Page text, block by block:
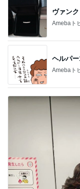
ヴァン
Amebaト
ヘルパ
Amebaト